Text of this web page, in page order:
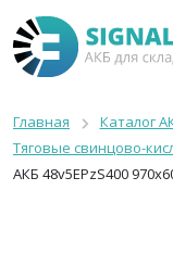
Главная
Каталог
Тяговые свинцово-
АКБ 48v5EPzS400